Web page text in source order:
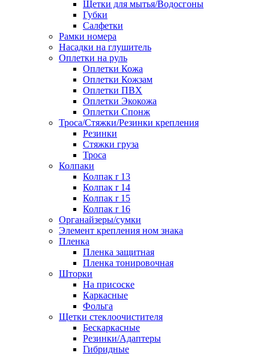
Щетки для мытья/Водосгоны
Губки
Салфетки
Рамки номера
Насадки на глушитель
Оплетки на руль
Оплетки Кожа
Оплетки Кожзам
Оплетки ПВХ
Оплетки Экокожа
Оплетки Спонж
Троса/Стяжки/Резинки крепления
Резинки
Стяжки груза
Троса
Колпаки
Колпак r 13
Колпак r 14
Колпак r 15
Колпак r 16
Органайзеры/сумки
Элемент крепления ном знака
Пленка
Пленка защитная
Пленка тонировочная
Шторки
На присоске
Каркасные
Фольга
Щетки стеклоочистителя
Бескаркасные
Резинки/Адаптеры
Гибридные